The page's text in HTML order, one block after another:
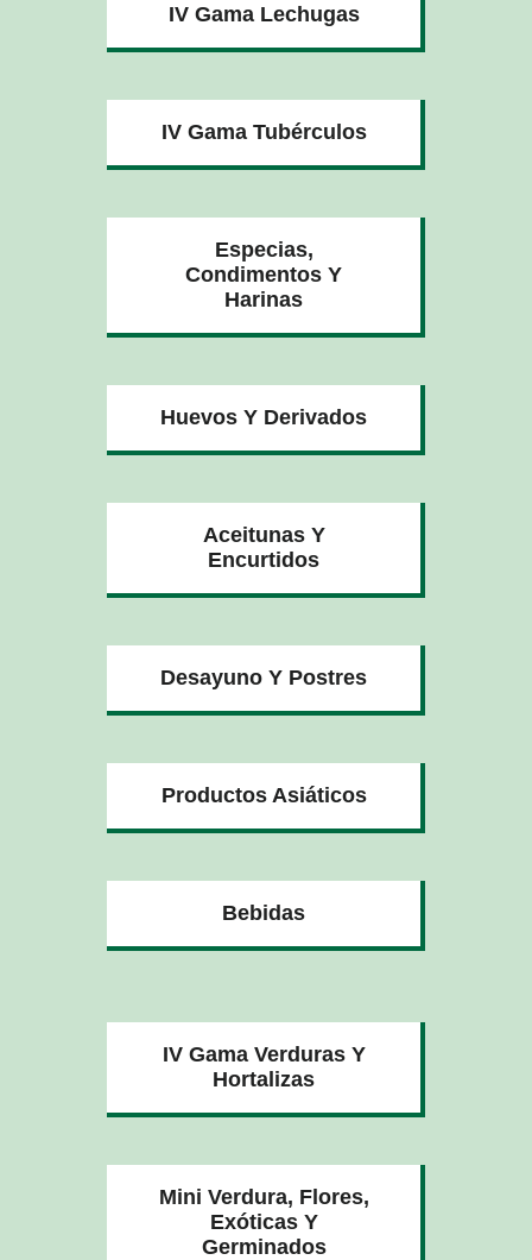
IV Gama Lechugas
IV Gama Tubérculos
Especias,
Condimentos Y
Harinas
Huevos Y Derivados
Aceitunas Y
Encurtidos
Desayuno Y Postres
Productos Asiáticos
Bebidas
IV Gama Verduras Y
Hortalizas
Mini Verdura, Flores,
Exóticas Y
Germinados